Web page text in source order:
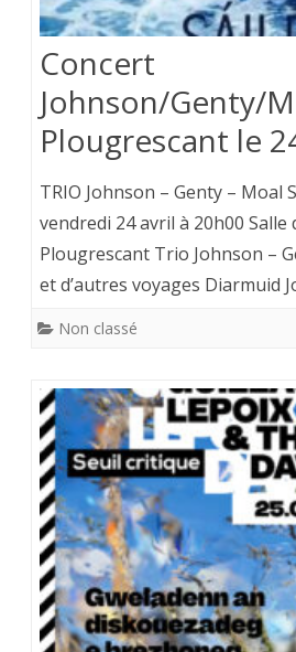
Concert
Johnson/Genty/
Plougrescant le
TRIO Johnson – Genty – Moal
vendredi 24 avril à 20h00 Salle
Plougrescant Trio Johnson –
et d’autres voyages Diarmuid
Non classé